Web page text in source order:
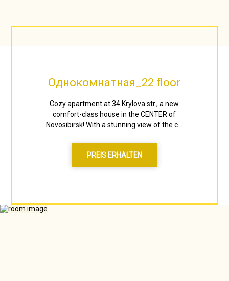
Однокомнатная_22 floor
Cozy apartment at 34 Krylova str., a new
comfort-class house in the CENTER of
Novosibirsk! With a stunning view of the c...
PREIS ERHALTEN